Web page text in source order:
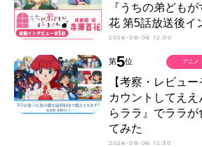
『うちの弟ども
花 第5話放送後イ
2026-08-06 12:00
第5位
【考察・レビュ
カウントしてえ
らララ』でララが
てみた
2026-08-06 12:30
アニメ